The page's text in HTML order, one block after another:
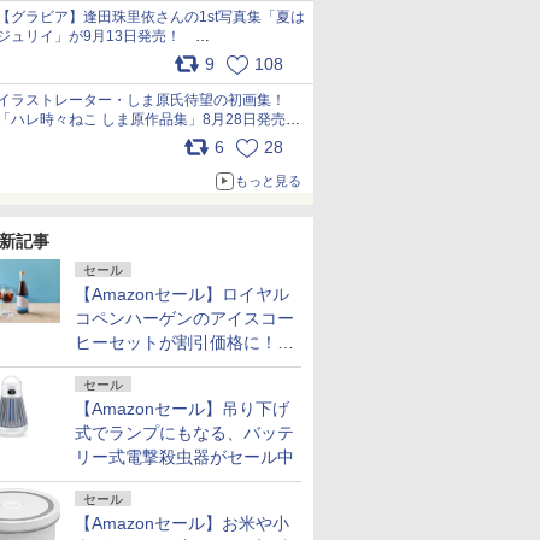
犬たちへ… pic.x.com/hEr88DgVyD
グラビア】逢田珠里依さんの1st写真集「夏は
ュリイ」が9月13日発売！
9 108
ラストレーター・しま原氏待望の初画集！
ハレ時々ねこ しま原作品集」8月28日発売
6 28
もっと見る
記事
セール
【Amazonセール】ロイヤル
コペンハーゲンのアイスコー
ヒーセットが割引価格に！夏
のギフトに最適！
セール
【Amazonセール】吊り下げ
式でランプにもなる、バッテ
リー式電撃殺虫器がセール中
セール
【Amazonセール】お米や小